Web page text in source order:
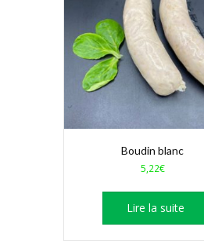
Boudin blanc
5,22€
Lire la suite